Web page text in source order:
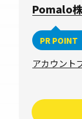
Pomalo
PR POINT
アカウント